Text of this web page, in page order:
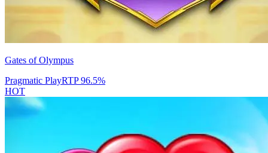
Gates of Olympus
Pragmatic PlayRTP96.5%
HOT